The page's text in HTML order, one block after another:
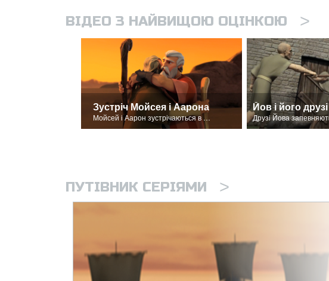
ВІДЕО З НАЙВИЩОЮ ОЦІНКОЮ >
Зустріч Мойсея і Аарона
Мойсей і Аарон зустрічаються в пустелі.
Йов і його друзі
ПУТІВНИК СЕРІЯМИ >